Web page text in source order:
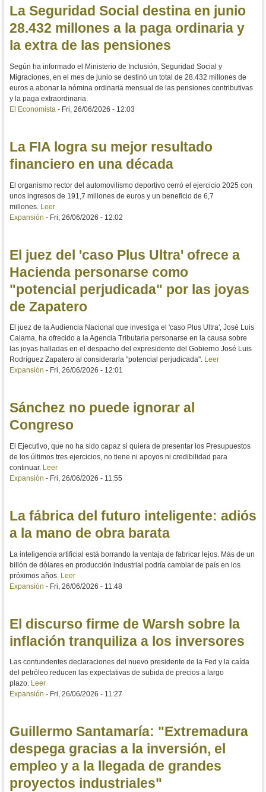
La Seguridad Social destina en junio
28.432 millones a la paga ordinaria y
la extra de las pensiones
Según ha informado el Ministerio de Inclusión, Seguridad Social y
Migraciones, en el mes de junio se destinó un total de 28.432 millones de
euros a abonar la nómina ordinaria mensual de las pensiones contributivas
y la paga extraordinaria.
El Economista - Fri, 26/06/2026 - 12:03
La FIA logra su mejor resultado
financiero en una década
El organismo rector del automovilismo deportivo cerró el ejercicio 2025 con
unos ingresos de 191,7 millones de euros y un beneficio de 6,7
millones. Leer
Expansión - Fri, 26/06/2026 - 12:02
El juez del 'caso Plus Ultra' ofrece a
Hacienda personarse como
"potencial perjudicada" por las joyas
de Zapatero
El juez de la Audiencia Nacional que investiga el 'caso Plus Ultra', José Luis
Calama, ha ofrecido a la Agencia Tributaria personarse en la causa sobre
las joyas halladas en el despacho del expresidente del Gobierno José Luis
Rodríguez Zapatero al considerarla "potencial perjudicada". Leer
Expansión - Fri, 26/06/2026 - 12:01
Sánchez no puede ignorar al
Congreso
El Ejecutivo, que no ha sido capaz si quiera de presentar los Presupuestos
de los últimos tres ejercicios, no tiene ni apoyos ni credibilidad para
continuar. Leer
Expansión - Fri, 26/06/2026 - 11:55
La fábrica del futuro inteligente: adiós
a la mano de obra barata
La inteligencia artificial está borrando la ventaja de fabricar lejos. Más de un
billón de dólares en producción industrial podría cambiar de país en los
próximos años. Leer
Expansión - Fri, 26/06/2026 - 11:48
El discurso firme de Warsh sobre la
inflación tranquiliza a los inversores
Las contundentes declaraciones del nuevo presidente de la Fed y la caída
del petróleo reducen las expectativas de subida de precios a largo
plazo. Leer
Expansión - Fri, 26/06/2026 - 11:27
Guillermo Santamaría: "Extremadura
despega gracias a la inversión, el
empleo y a la llegada de grandes
proyectos industriales"